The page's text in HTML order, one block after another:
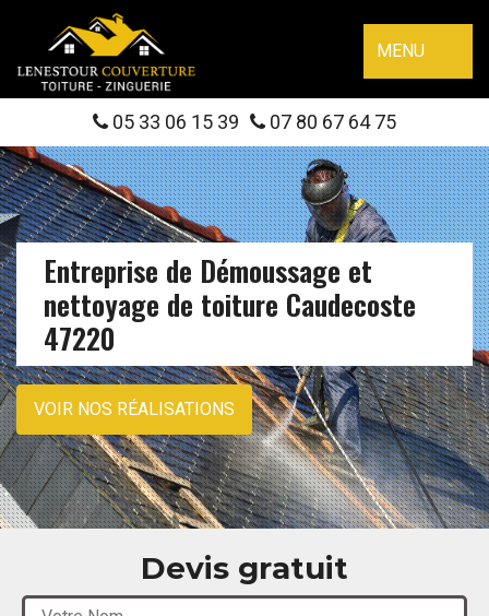
MENU
05 33 06 15 39 07 80 67 64 75
Entreprise de Démoussage et
nettoyage de toiture Caudecoste
47220
VOIR NOS RÉALISATIONS
Devis gratuit